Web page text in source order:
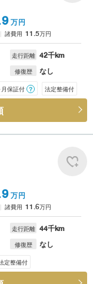
万円
諸費用 11.5万円
走行距離 42千km
修復歴 なし
保証付 ？ 法定整備付
万円
諸費用 11.6万円
走行距離 44千km
修復歴 なし
定整備付